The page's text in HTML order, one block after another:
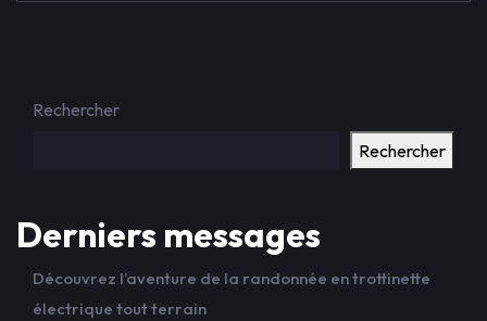
Rechercher
Rechercher
Derniers messages
Découvrez l’aventure de la randonnée en trottinette
électrique tout terrain